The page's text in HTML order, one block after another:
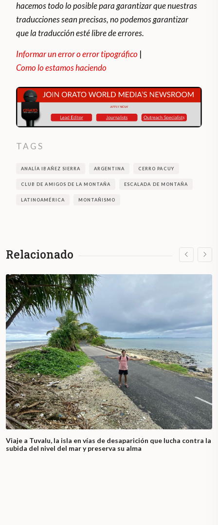
hacemos todo lo posible para garantizar que nuestras
traducciones sean precisas, no podemos garantizar
que la traducción esté libre de errores.
Informar un error o error tipográfico |
Como lo estamos haciendo
TAGS
ANALÍA IBAÑEZ SIERRA ARGENTINA CERRO PACUY
CLUB DE AMIGOS DE LA MONTAÑA ESCALADA DE MONTAÑA
LATINOAMÉRICA MONTAÑISMO
Relacionado
Viaje a Tuvalu, la isla en vías de desaparición que lucha contra la
subida del nivel del mar y preserva su alma